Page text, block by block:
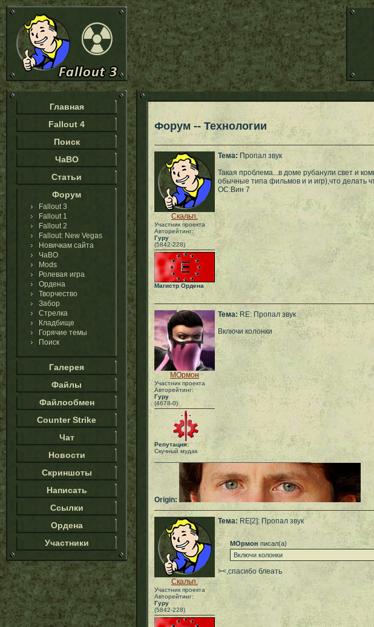
Главная
Fallout 4
Поиск
ЧаВО
Статьи
Форум
Fallout 3
Fallout 1
Fallout 2
Fallout: New Vegas
Новичкам сайта
ЧаВО
Mods
Ролевая игра
Ордена
Творчество
Забор
Стрелка
Кладбище
Горячие темы
Поиск
Галерея
Файлы
Файлообмен
Counter Strike
Чат
Новости
Скриншоты
Написать
Ссылки
Ордена
Участники
Форум -- Технологии
Скальп.
Участник проекта
Авторейтинг:
Гуру
(5842-228)
Магистр Ордена
Тема: Пропал звук
Такая проблема...в доме рубанули свет и
обычные типа фильмов и и игр),что делать
ОС:Вин 7
МОрмон
Участник проекта
Авторейтинг:
Гуру
(4678-0)
Репутация:
Скучный мудак
Тема: RE: Пропал звук
Включи колонки
_____________________________________
Origin:
Скальп.
Участник проекта
Авторейтинг:
Гуру
(5842-228)
Тема: RE[2]: Пропал звук
МОрмон писал(а)
Включи колонки
><,спасибо блеать